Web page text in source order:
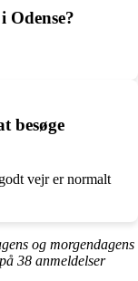
besøge
vejr er normalt
og morgendagens
38 anmeldelser